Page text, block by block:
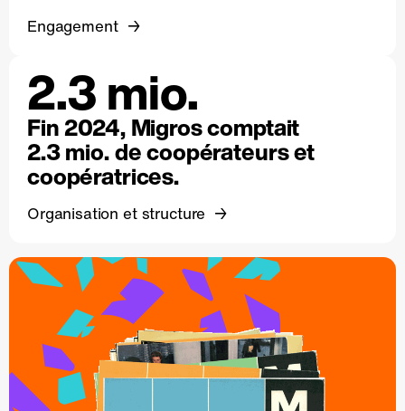
Engagement
2.3 mio.
Fin 2024, Migros comptait
2.3 mio. de coopérateurs et
coopératrices.
Organisation et structure